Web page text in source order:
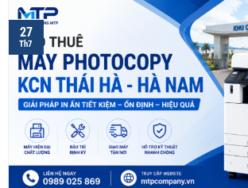
27
Th7